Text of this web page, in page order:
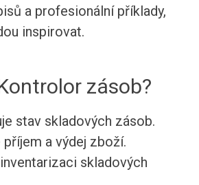
a profesionální příklady,
inspirovat.
zásob?
stav skladových zásob.
příjem a výdej zboží.
skladových